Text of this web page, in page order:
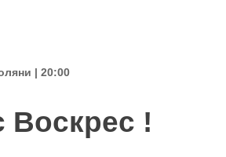
| 20:00
Воскрес !